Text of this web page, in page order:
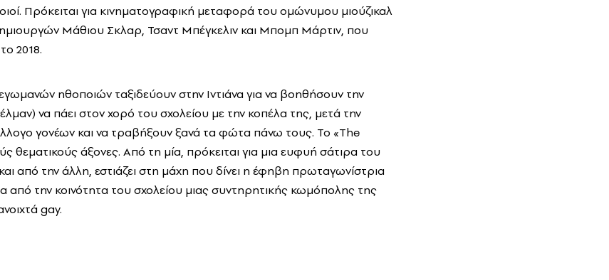
Πρόκειται για κινηματογραφική μεταφορά του ομώνυμου μιούζικαλ
Μάθιου Σκλαρ, Τσαντ Μπέγκελιν και Μπομπ Μάρτιν, που
2018.
ηθοποιών ταξιδεύουν στην Ιντιάνα για να βοηθήσουν την
να πάει στον χορό του σχολείου με την κοπέλα της, μετά την
γονέων και να τραβήξουν ξανά τα φώτα πάνω τους. To «The
θεματικούς άξονες. Από τη μία, πρόκειται για μια ευφυή σάτιρα του
από την άλλη, εστιάζει στη μάχη που δίνει η έφηβη πρωταγωνίστρια
από την κοινότητα του σχολείου μιας συντηρητικής κωμόπολης της
gay.